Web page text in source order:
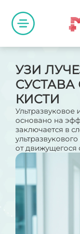
УЗИ
СУСТАВА
КИСТИ
Ультразвуковое
основано на
заключается в
от движущегося